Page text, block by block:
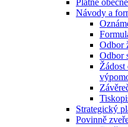
Platné
Návody a
Odbor
Odbor
Žádost
Strategický
Povinně